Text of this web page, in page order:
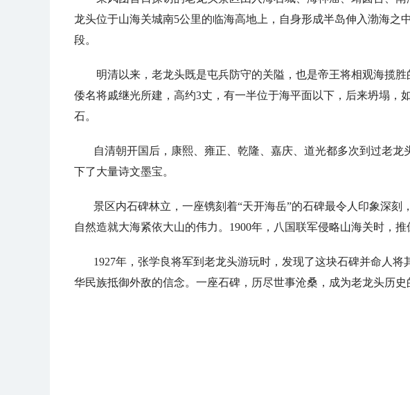
龙头位于山海关城南5公里的临海高地上，自身形成半岛伸入渤海之
段。
明清以来，老龙头既是屯兵防守的关隘，也是帝王将相观海揽
倭名将戚继光所建，高约3丈，有一半位于海平面以下，后来坍塌，
石。
自清朝开国后，康熙、雍正、乾隆、嘉庆、道光都多次到过老龙
下了大量诗文墨宝。
景区内石碑林立，一座镌刻着“天开海岳”的石碑最令人印象深刻
自然造就大海紧依大山的伟力。1900年，八国联军侵略山海关时，推
1927年，张学良将军到老龙头游玩时，发现了这块石碑并命人
华民族抵御外敌的信念。一座石碑，历尽世事沧桑，成为老龙头历史